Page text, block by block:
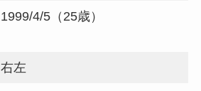
1999/4/5（25歳）
右左